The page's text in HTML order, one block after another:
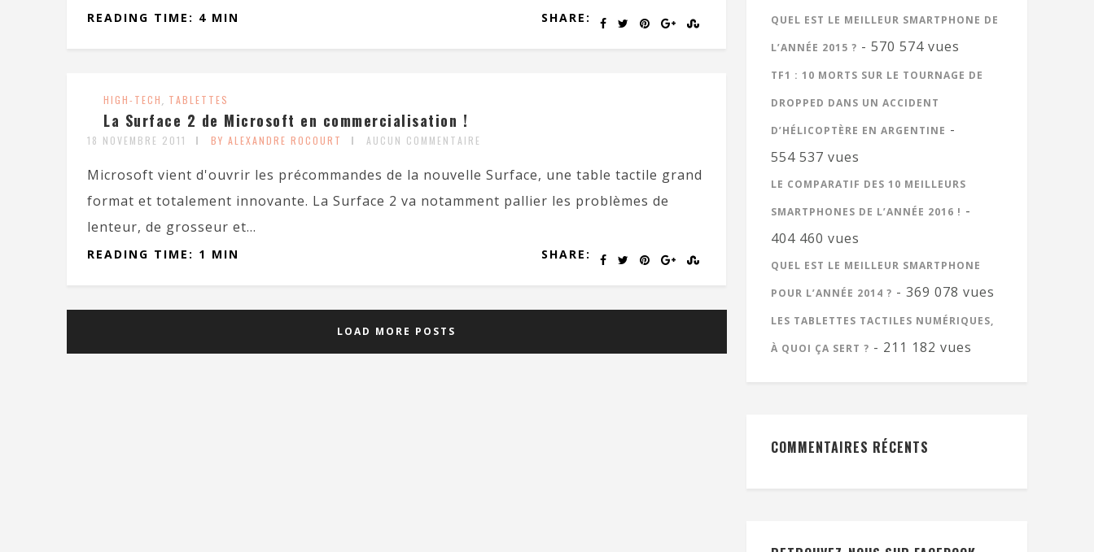
SHARE:
READING TIME: 4 MIN
HIGH-TECH, TABLETTES
La Surface 2 de Microsoft en commercialisation !
18 NOVEMBRE 2011 BY ALEXANDRE ROCOURT AUCUN COMMENTAIRE
Microsoft vient d'ouvrir les précommandes de la nouvelle Surface, une table tactile grand
format et totalement innovante. La Surface 2 va notamment pallier les problèmes de
lenteur, de grosseur et...
SHARE:
READING TIME: 1 MIN
LOAD MORE POSTS
QUEL EST LE MEILLEUR SMARTPHONE DE
L’ANNÉE 2015 ? - 570 574 vues
TF1 : 10 MORTS SUR LE TOURNAGE DE
DROPPED DANS UN ACCIDENT
D’HÉLICOPTÈRE EN ARGENTINE -
554 537 vues
LE COMPARATIF DES 10 MEILLEURS
SMARTPHONES DE L’ANNÉE 2016 ! -
404 460 vues
QUEL EST LE MEILLEUR SMARTPHONE
POUR L’ANNÉE 2014 ? - 369 078 vues
LES TABLETTES TACTILES NUMÉRIQUES,
À QUOI ÇA SERT ? - 211 182 vues
COMMENTAIRES RÉCENTS